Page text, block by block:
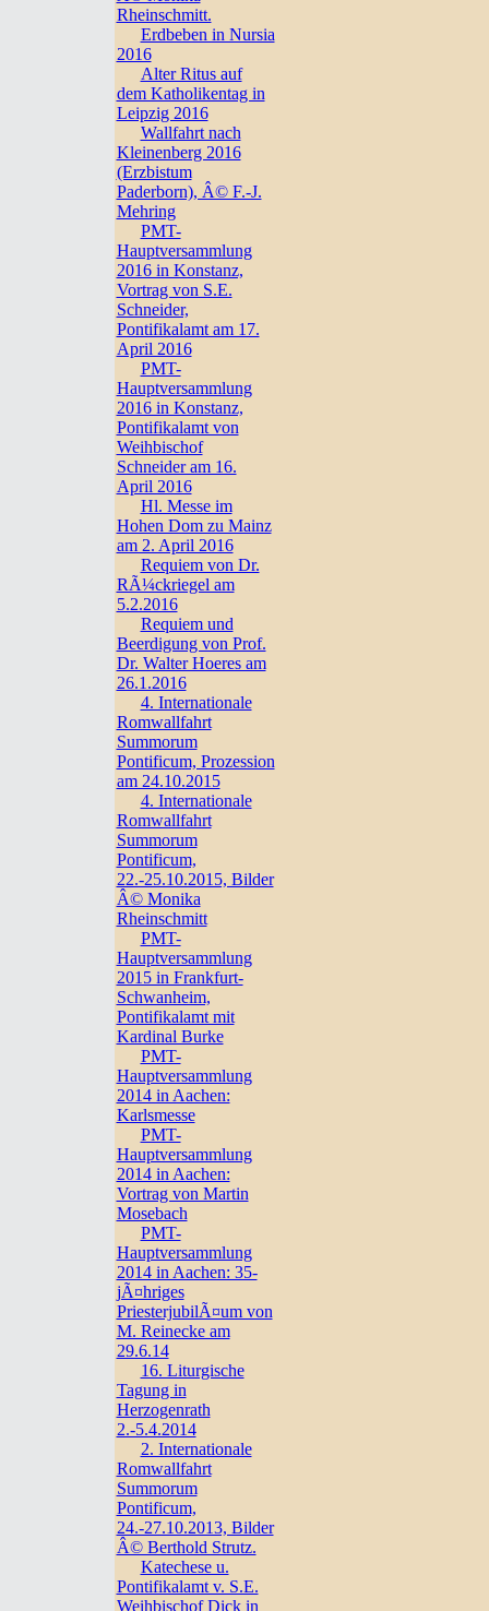
Rheinschmitt.
Erdbeben in Nursia
2016
Alter Ritus auf
dem Katholikentag in
Leipzig 2016
Wallfahrt nach
Kleinenberg 2016
(Erzbistum
Paderborn), Â© F.-J.
Mehring
PMT-
Hauptversammlung
2016 in Konstanz,
Vortrag von S.E.
Schneider,
Pontifikalamt am 17.
April 2016
PMT-
Hauptversammlung
2016 in Konstanz,
Pontifikalamt von
Weihbischof
Schneider am 16.
April 2016
Hl. Messe im
Hohen Dom zu Mainz
am 2. April 2016
Requiem von Dr.
RÃ¼ckriegel am
5.2.2016
Requiem und
Beerdigung von Prof.
Dr. Walter Hoeres am
26.1.2016
4. Internationale
Romwallfahrt
Summorum
Pontificum, Prozession
am 24.10.2015
4. Internationale
Romwallfahrt
Summorum
Pontificum,
22.-25.10.2015, Bilder
Â© Monika
Rheinschmitt
PMT-
Hauptversammlung
2015 in Frankfurt-
Schwanheim,
Pontifikalamt mit
Kardinal Burke
PMT-
Hauptversammlung
2014 in Aachen:
Karlsmesse
PMT-
Hauptversammlung
2014 in Aachen:
Vortrag von Martin
Mosebach
PMT-
Hauptversammlung
2014 in Aachen: 35-
jÃ¤hriges
PriesterjubilÃ¤um von
M. Reinecke am
29.6.14
16. Liturgische
Tagung in
Herzogenrath
2.-5.4.2014
2. Internationale
Romwallfahrt
Summorum
Pontificum,
24.-27.10.2013, Bilder
Â© Berthold Strutz.
Katechese u.
Pontifikalamt v. S.E.
Weihbischof Dick in